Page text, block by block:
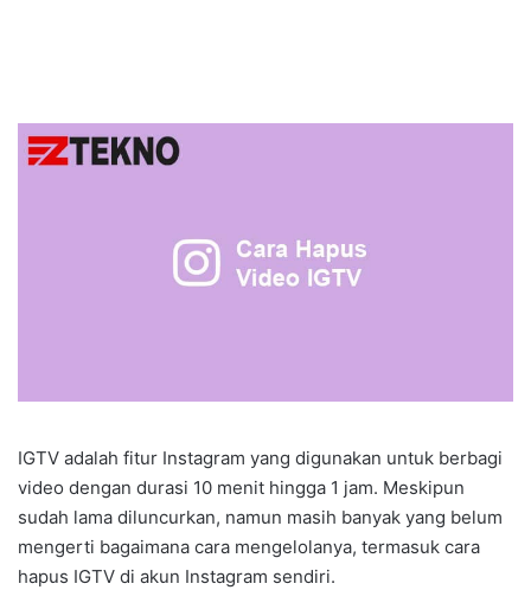
IGTV adalah fitur Instagram yang digunakan untuk berbagi
video dengan durasi 10 menit hingga 1 jam. Meskipun
sudah lama diluncurkan, namun masih banyak yang belum
mengerti bagaimana cara mengelolanya, termasuk cara
hapus IGTV di akun Instagram sendiri.